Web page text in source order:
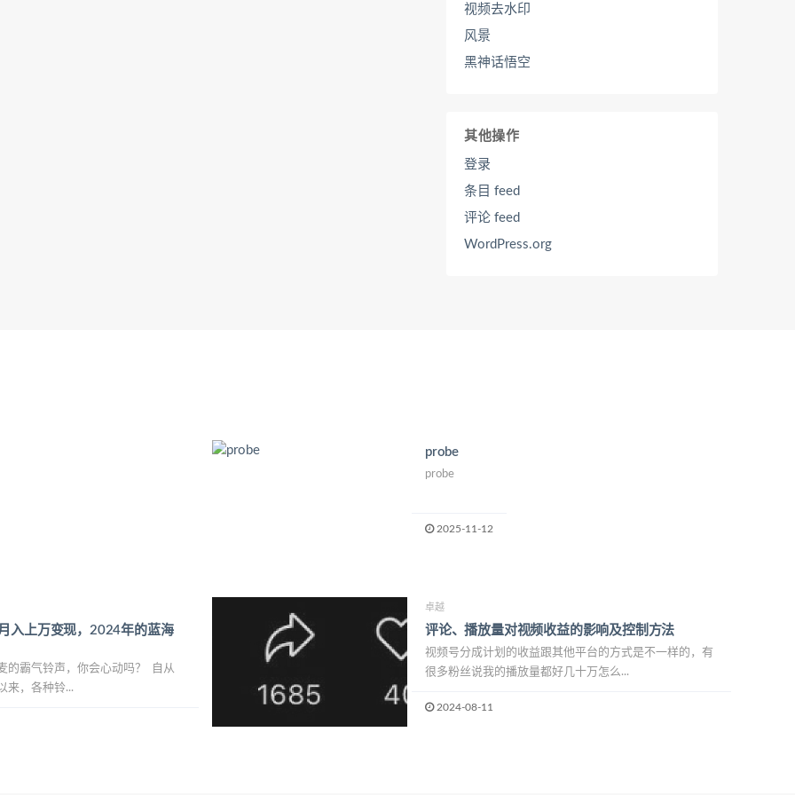
视频去水印
风景
黑神话悟空
其他操作
登录
条目 feed
评论 feed
WordPress.org
probe
probe
2025-11-12
入上万变现，2024年的蓝海
的霸气铃声，你会心动吗？ ​ 自从
来，各种铃...
卓越
评论、播放量对视频收益的影响及控制方法
视频号分成计划的收益跟其他平台的方式是不一样的，有
很多粉丝说我的播放量都好几十万怎么...
2024-08-11